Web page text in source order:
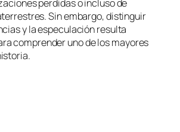
perdidas o incluso de
Sin embargo, distinguir
y la especulación resulta
comprender uno de los mayores